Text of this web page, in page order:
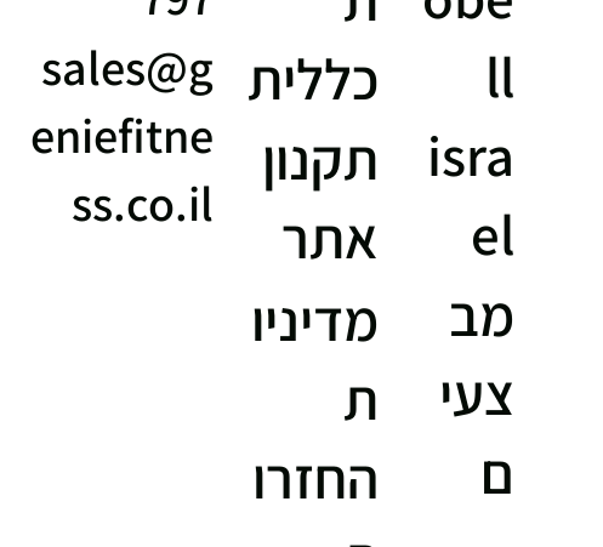
כללית
תקנון
אתר
מדיניו
ת
החזרו
ll
isra
el
מב
צעי
ם
sales@g
eniefitne
ss.co.il